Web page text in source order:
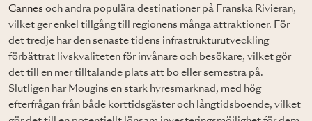
Cannes och andra populära destinationer på Franska Rivieran,
vilket ger enkel tillgång till regionens många attraktioner. För
det tredje har den senaste tidens infrastrukturutveckling
förbättrat livskvaliteten för invånare och besökare, vilket gör
det till en mer tilltalande plats att bo eller semestra på.
Slutligen har Mougins en stark hyresmarknad, med hög
efterfrågan från både korttidsgäster och långtidsboende, vilket